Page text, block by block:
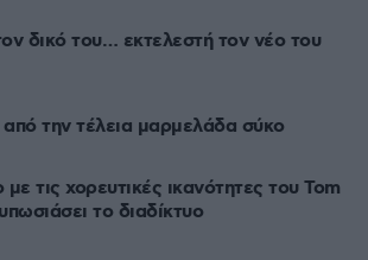
δικό του… εκτελεστή τον νέο του
την τέλεια μαρμελάδα σύκο
τις χορευτικές ικανότητες του Tom
το διαδίκτυο